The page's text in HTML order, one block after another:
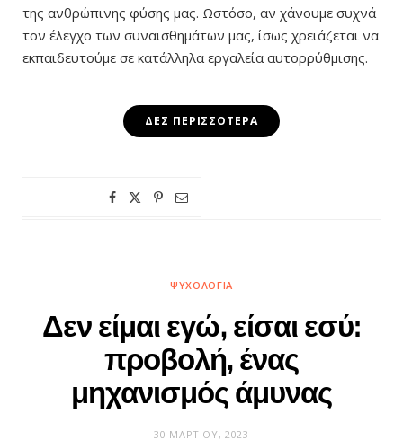
της ανθρώπινης φύσης μας. Ωστόσο, αν χάνουμε συχνά
τον έλεγχο των συναισθημάτων μας, ίσως χρειάζεται να
εκπαιδευτούμε σε κατάλληλα εργαλεία αυτορρύθμισης.
ΔΕΣ ΠΕΡΙΣΣΌΤΕΡΑ
ΨΥΧΟΛΟΓΊΑ
Δεν είμαι εγώ, είσαι εσύ:
προβολή, ένας
μηχανισμός άμυνας
30 ΜΑΡΤΊΟΥ, 2023